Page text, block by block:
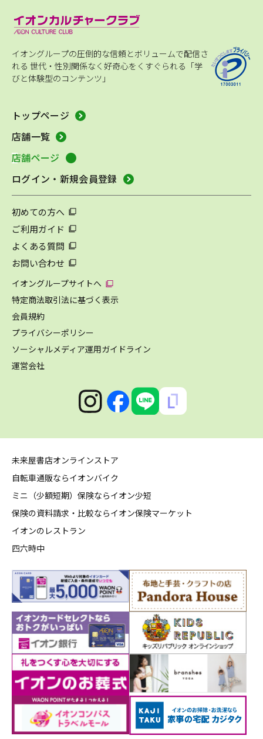
イオングループの圧倒的な信頼とボリュームで配信さ
れる 世代・性別関係なく好奇心をくすぐられる「学
びと体験型のコンテンツ」
トップページ
店舗一覧
店舗ページ
ログイン・新規会員登録
初めての方へ
ご利用ガイド
よくある質問
お問い合わせ
イオングループサイトへ
特定商法取引法に基づく表示
会員規約
プライバシーポリシー
ソーシャルメディア運用ガイドライン
運営会社
未来屋書店オンラインストア
自転車通販ならイオンバイク
ミニ（少額短期）保険ならイオン少短
保険の資料請求・比較ならイオン保険マーケット
イオンのレストラン
四六時中